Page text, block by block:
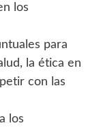
los
para
la ética en
con las
los